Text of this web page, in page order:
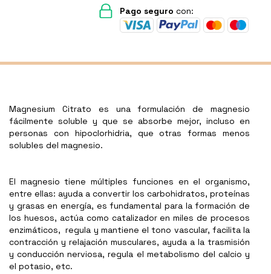
Pago seguro con:
Magnesium Citrato es una formulación de magnesio
fácilmente soluble y que se absorbe mejor, incluso en
personas con hipoclorhidria, que otras formas menos
solubles del magnesio.
El magnesio tiene múltiples funciones en el organismo,
entre ellas: ayuda a convertir los carbohidratos, proteínas
y grasas en energía, es fundamental para la formación de
los huesos, actúa como catalizador en miles de procesos
enzimáticos, regula y mantiene el tono vascular, facilita la
contracción y relajación musculares, ayuda a la trasmisión
y conducción nerviosa, regula el metabolismo del calcio y
el potasio, etc.